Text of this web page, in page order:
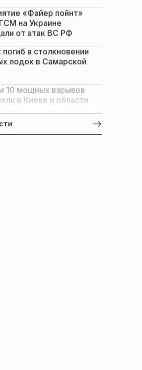
«Файер пойнт»
на Украине
от атак ВС РФ
в столкновении
лодок в Самарской
10 мощных взрывов
в Киеве и области